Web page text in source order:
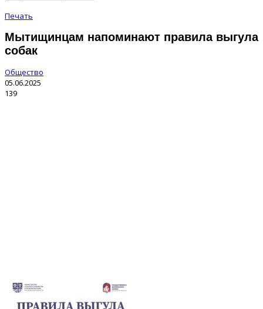
Печать
Мытищинцам напоминают правила выгула
собак
Общество
05.06.2025
139